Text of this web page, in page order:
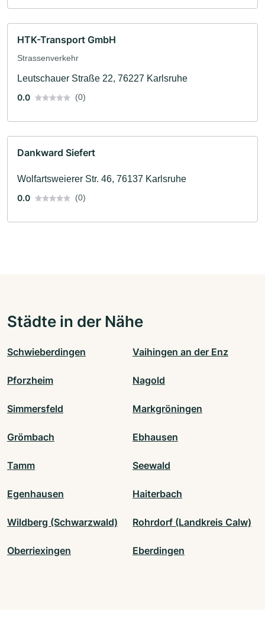
HTK-Transport GmbH
Strassenverkehr
Leutschauer Straße 22, 76227 Karlsruhe
0.0
(0)
Dankward Siefert
Wolfartsweierer Str. 46, 76137 Karlsruhe
0.0
(0)
Städte in der Nähe
Schwieberdingen Vaihingen an der Enz
Pforzheim Nagold
Simmersfeld Markgröningen
Grömbach Ebhausen
Tamm Seewald
Egenhausen Haiterbach
Wildberg (Schwarzwald) Rohrdorf (Landkreis Calw)
Oberriexingen Eberdingen